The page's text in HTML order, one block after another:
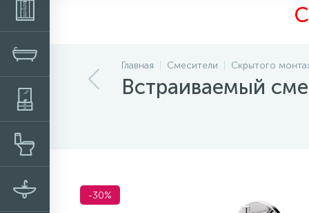
Главная Смесители Скрытого
Встраиваемый
-30%